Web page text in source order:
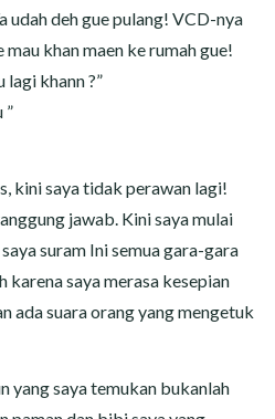
udah deh gue pulang! VCD-nya
khan maen ke rumah gue!
lagi khann ?”
”
kini saya tidak perawan lagi!
jawab. Kini saya mulai
suram Ini semua gara-gara
karena saya merasa kesepian
ada suara orang yang mengetuk
yang saya temukan bukanlah